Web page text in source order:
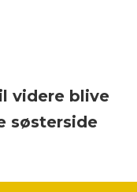
videre blive
søsterside